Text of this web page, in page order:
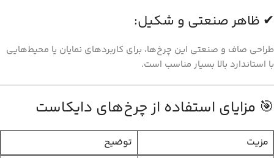
✔ ظاهر صنعتی و شکیل:
طراحی صاف و صنعتی این چرخ‌ها، برای کاربردهای نمایان یا محیط‌هایی
با استاندارد بالا بسیار مناسب است.
🎯 مزایای استفاده از چرخ‌های دایکاست
مزیت توضیح